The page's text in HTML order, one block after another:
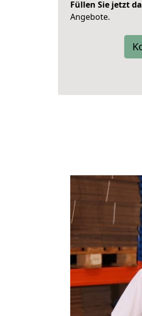
Füllen Sie jetzt
Angebote.